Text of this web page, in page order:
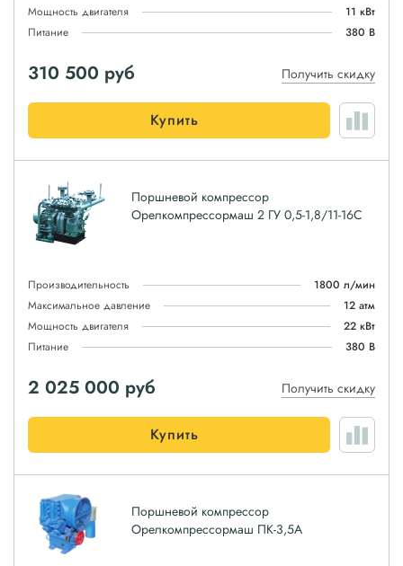
Мощность двигателя
11 кВт
Питание
380 В
310 500 руб Получить скидку
Купить
Поршневой компрессор
Орелкомпрессормаш 2 ГУ 0,5-1,8/11-16С
Производительность
1800 л/мин
Максимальное давление
12 атм
Мощность двигателя
22 кВт
Питание
380 В
2 025 000 руб Получить скидку
Купить
Поршневой компрессор
Орелкомпрессормаш ПК-3,5А